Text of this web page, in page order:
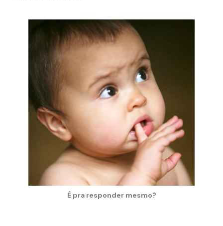
É pra responder mesmo?